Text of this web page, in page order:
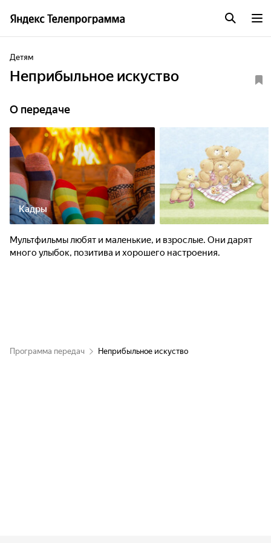
Детям
Неприбыльное искуство
О передаче
Кадры
Мультфильмы любят и маленькие, и взрослые. Они дарят
много улыбок, позитива и хорошего настроения.
Программа передач Неприбыльное искуство